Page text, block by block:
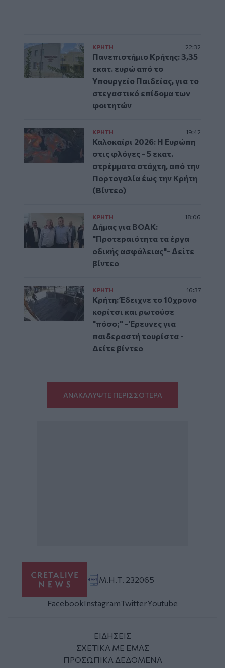
ΚΡΗΤΗ 22:32
Πανεπιστήμιο Κρήτης: 3,35
εκατ. ευρώ από το
Υπουργείο Παιδείας, για το
στεγαστικό επίδομα των
φοιτητών
ΚΡΗΤΗ 19:42
Καλοκαίρι 2026: Η Ευρώπη
στις φλόγες - 5 εκατ.
στρέμματα στάχτη, από την
Πορτογαλία έως την Κρήτη
(Βίντεο)
ΚΡΗΤΗ 18:06
Δήμας για ΒΟΑΚ:
"Προτεραιότητα τα έργα
οδικής ασφάλειας"- Δείτε
βίντεο
ΚΡΗΤΗ 16:37
Κρήτη: Έδειχνε το 10χρονο
κορίτσι και ρωτούσε
"πόσο;" - Έρευνες για
παιδεραστή τουρίστα -
Δείτε βίντεο
ΑΝΑΚΑΛΥΨΤΕ ΠΕΡΙΣΣΟΤΕΡΑ
Μ.Η.Τ. 232065
FacebookInstagramTwitterYoutube
ΕΙΔΗΣΕΙΣ
ΣΧΕΤΙΚΑ ΜΕ ΕΜΑΣ
ΠΡΟΣΩΠΙΚΑ ΔΕΔΟΜΕΝΑ